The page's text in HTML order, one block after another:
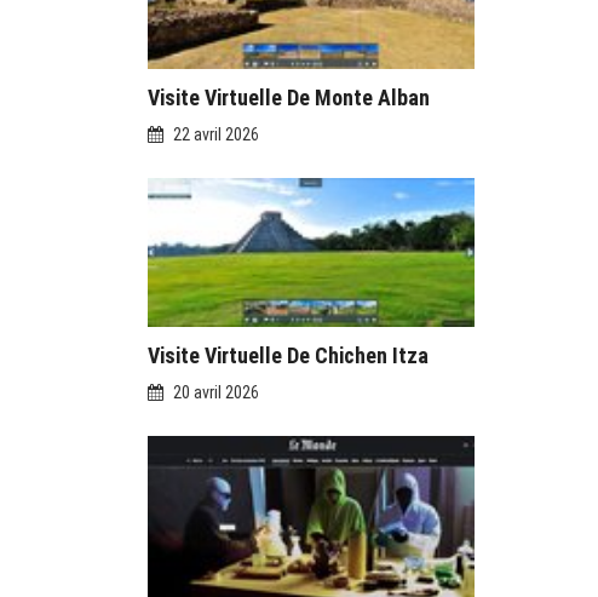
Visite Virtuelle De Monte Alban
22 avril 2026
Visite Virtuelle De Chichen Itza
20 avril 2026